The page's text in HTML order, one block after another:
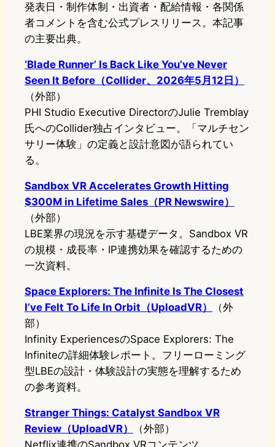
発表日・制作体制・出資者・配給情報・各関係
者コメントを含む公式プレスリリース。本記事
の主要出典。
‘Blade Runner’ Is Back Like You’ve Never
Seen It Before（Collider、2026年5月12日）
（外部）
PHI Studio Executive DirectorのJulie Tremblay
氏へのCollider独占インタビュー。「マルチセン
サリー体験」の定義と設計意図が語られてい
る。
Sandbox VR Accelerates Growth Hitting
$300M in Lifetime Sales（PR Newswire）
（外部）
LBE業界の現況を示す基礎データ。Sandbox VR
の規模・成長率・IP連携効果を確認するための
一次資料。
Space Explorers: The Infinite Is The Closest
I’ve Felt To Life In Orbit（UploadVR）
（外
部）
Infinity ExperiencesのSpace Explorers: The
Infiniteの詳細体験レポート。フリーローミング
型LBEの設計・体験設計の実態を理解するため
の参考資料。
Stranger Things: Catalyst Sandbox VR
Review（UploadVR）
（外部）